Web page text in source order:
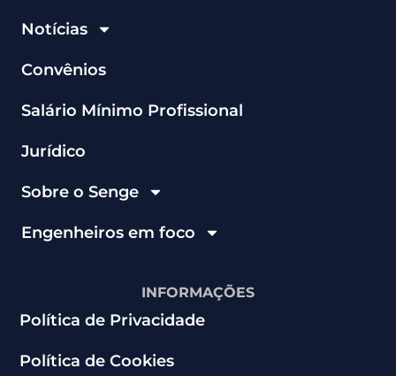
Notícias
Convênios
Salário Mínimo Profissional
Jurídico
Sobre o Senge
Engenheiros em foco
INFORMAÇÕES
Política de Privacidade
Política de Cookies